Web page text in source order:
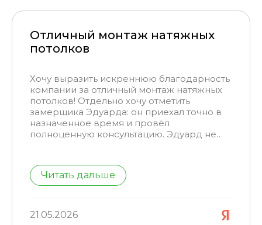
Отличный монтаж натяжных
потолков
Хочу выразить искреннюю благодарность
компании за отличный монтаж натяжных
потолков! Отдельно хочу отметить
замерщика Эдуарда: он приехал точно в
назначенное время и провёл
полноценную консультацию. Эдуард не
помещение к монтажу и на что обратить
особое внимание — это очень помогло
и управились всего за один день, хотя
площадь потолка составила более 40
профессионально.
Особенно хочу подчеркнуть, что мастера
Читать дальше
21.05.2026